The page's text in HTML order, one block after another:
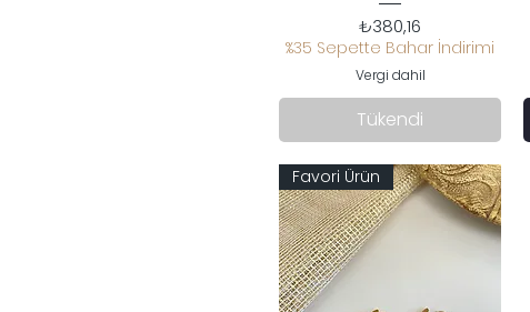
Fiyat
₺380,16
%35 Sepette Bahar İndirimi
Vergi dahil
Tükendi
Favori Ürün